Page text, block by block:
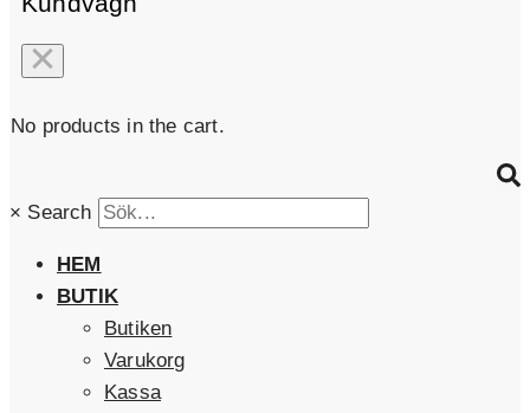
No products in the cart.
× Search
HEM
BUTIK
Butiken
Varukorg
Kassa